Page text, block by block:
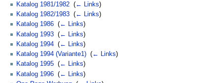
Katalog 1981/1982 (← Links)
Katalog 1982/1983 (← Links)
Katalog 1986 (← Links)
Katalog 1993 (← Links)
Katalog 1994 (← Links)
Katalog 1994 (Variante1) (← Links)
Katalog 1995 (← Links)
Katalog 1996 (← Links)